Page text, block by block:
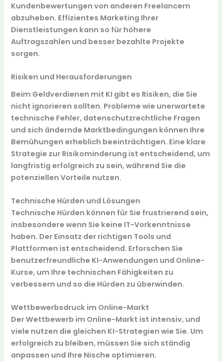
Kundenbewertungen von anderen Freelancern
abzuheben. Effizientes Marketing Ihrer
Dienstleistungen kann so für höhere
Auftragszahlen und besser bezahlte Projekte
sorgen.
Risiken und Herausforderungen
Beim Geldverdienen mit KI gibt es Risiken, die Sie
nicht ignorieren sollten. Probleme wie unerwartete
technische Fehler, datenschutzrechtliche Fragen
und sich ändernde Marktbedingungen können Ihre
Bemühungen erheblich beeinträchtigen. Eine klare
Strategie zur Risikominderung ist entscheidend, um
langfristig erfolgreich zu sein, während Sie die
potenziellen Vorteile nutzen.
Technische Hürden und Lösungen
Technische Hürden können für Sie frustrierend sein,
insbesondere wenn Sie keine IT-Vorkenntnisse
haben. Der Einsatz der richtigen Tools und
Plattformen ist entscheidend. Erforschen Sie
benutzerfreundliche KI-Anwendungen und Online-
Kurse, um Ihre technischen Fähigkeiten zu
verbessern und so die Hürden zu überwinden.
Wettbewerbsdruck im Online-Markt
Der Wettbewerb im Online-Markt ist intensiv, und
viele nutzen die gleichen KI-Strategien wie Sie. Um
erfolgreich zu bleiben, müssen Sie sich ständig
anpassen und Ihre Nische optimieren.